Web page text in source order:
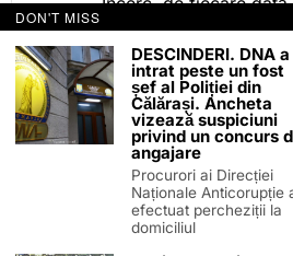
celor care citesc,
ceea ce fac. Pentru
este despre mine, ci
Iar dacă oamenii se
pe care le spun,
drumul bun.
DON'T MISS
DESCINDERI. DNA a
intrat peste un fost
șef al Poliției din
Călărași. Ancheta
vizează suspiciuni
privind un concurs
angajare
Procurori ai Direcției
Naționale Anticorupție
efectuat percheziții la
domiciliul